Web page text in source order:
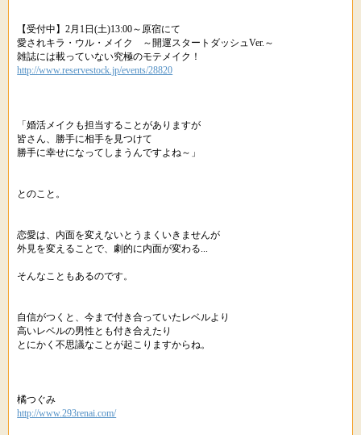
【受付中】2月1日(土)13:00～原宿にて
愛されキラ・ウル・メイク ～開運スタートダッシュVer.～
雑誌には載っていない究極のモテメイク！
http://www.reservestock.jp/events/28820
「婚活メイクも担当することがありますが
皆さん、勝手に相手を見つけて
勝手に幸せになってしまうんですよね～」
とのこと。
恋愛は、内面を変えないとうまくいきませんが
外見を変えることで、劇的に内面が変わる...
そんなこともあるのです。
自信がつくと、今まで付き合っていたレベルより
高いレベルの男性とも付き合えたり
とにかく不思議なことが起こりますからね。
橘つぐみ
http://www.293renai.com/